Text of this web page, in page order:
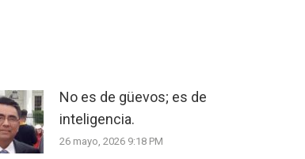
No es de güevos; es de
inteligencia.
26 mayo, 2026 9:18 PM